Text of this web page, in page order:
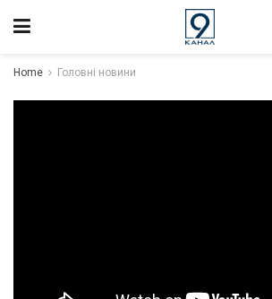
Home Головні новини